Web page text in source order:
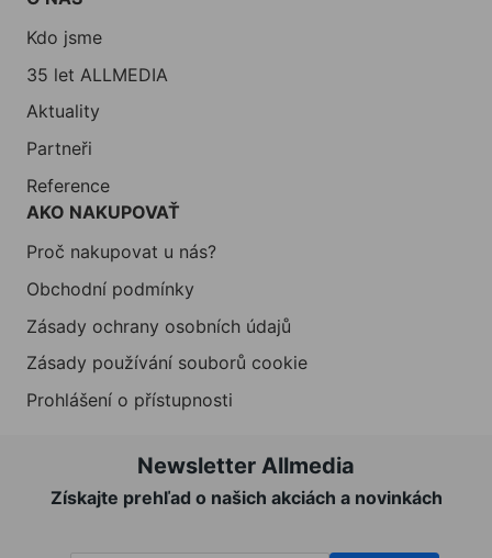
Kdo jsme
35 let ALLMEDIA
Aktuality
Partneři
Reference
AKO NAKUPOVAŤ
Proč nakupovat u nás?
Obchodní podmínky
Zásady ochrany osobních údajů
Zásady používání souborů cookie
Prohlášení o přístupnosti
Newsletter Allmedia
Získajte prehľad o našich akciách a novinkách